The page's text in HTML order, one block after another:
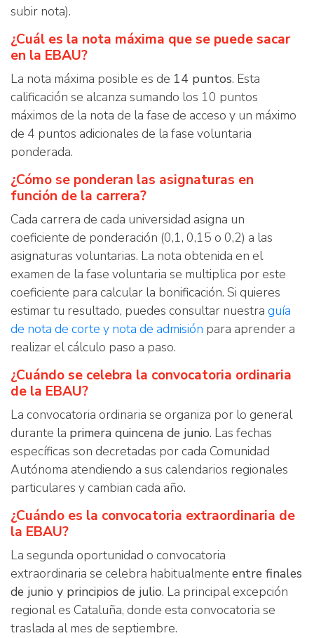
subir nota).
¿Cuál es la nota máxima que se puede sacar
en la EBAU?
La nota máxima posible es de 14 puntos. Esta
calificación se alcanza sumando los 10 puntos
máximos de la nota de la fase de acceso y un máximo
de 4 puntos adicionales de la fase voluntaria
ponderada.
¿Cómo se ponderan las asignaturas en
función de la carrera?
Cada carrera de cada universidad asigna un
coeficiente de ponderación (0,1, 0,15 o 0,2) a las
asignaturas voluntarias. La nota obtenida en el
examen de la fase voluntaria se multiplica por este
coeficiente para calcular la bonificación. Si quieres
estimar tu resultado, puedes consultar nuestra guía
de nota de corte y nota de admisión para aprender a
realizar el cálculo paso a paso.
¿Cuándo se celebra la convocatoria ordinaria
de la EBAU?
La convocatoria ordinaria se organiza por lo general
durante la primera quincena de junio. Las fechas
específicas son decretadas por cada Comunidad
Autónoma atendiendo a sus calendarios regionales
particulares y cambian cada año.
¿Cuándo es la convocatoria extraordinaria de
la EBAU?
La segunda oportunidad o convocatoria
extraordinaria se celebra habitualmente entre finales
de junio y principios de julio. La principal excepción
regional es Cataluña, donde esta convocatoria se
traslada al mes de septiembre.